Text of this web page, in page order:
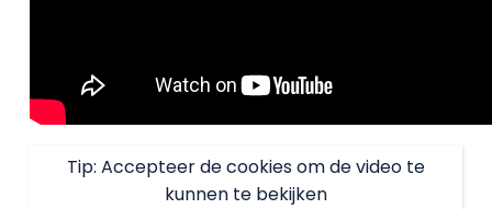
Tip: Accepteer de cookies om de video te
kunnen te bekijken